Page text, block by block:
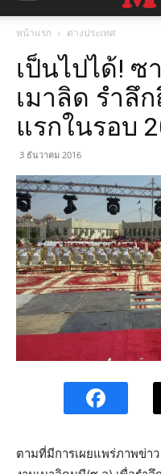
หน้าแรก ต่างประเทศ
เป็นไปได้! ซ
เมาลิด รำลึ
แรกในรอบ
3 ธันวาคม 2016
ตามที่มีการเผยแพร่ภาพข่า